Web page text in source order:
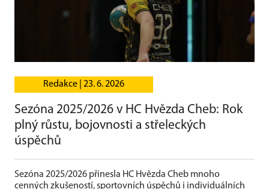
Redakce | 23. 6. 2026
Sezóna 2025/2026 v HC Hvězda Cheb: Rok
plný růstu, bojovnosti a střeleckých
úspěchů
Sezóna 2025/2026 přinesla HC Hvězda Cheb mnoho
cenných zkušeností, sportovních úspěchů i individuálních